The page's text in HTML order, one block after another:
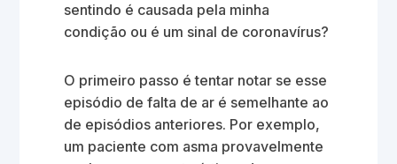
sentindo é causada pela minha
condição ou é um sinal de coronavírus?
O primeiro passo é tentar notar se esse
episódio de falta de ar é semelhante ao
de episódios anteriores. Por exemplo,
um paciente com asma provavelmente